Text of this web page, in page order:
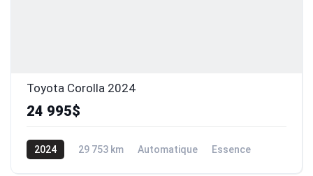
Toyota Corolla 2024
24 995$
2024 29 753 km Automatique
Essence